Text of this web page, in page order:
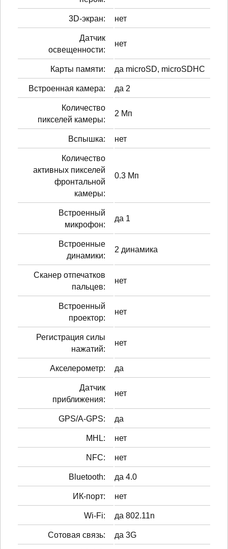
3D-экран: нет
Датчик
освещенности:
нет
Карты памяти: да microSD, microSDHC
Встроенная камера: да 2
Количество
пикселей камеры:
2 Мп
Вспышка: нет
Количество
активных пикселей
фронтальной
камеры:
0.3 Мп
Встроенный
микрофон:
да 1
Встроенные
динамики:
2 динамика
Сканер отпечатков
пальцев:
нет
Встроенный
проектор:
нет
Регистрация силы
нажатий:
нет
Акселерометр: да
Датчик
приближения:
нет
GPS/A-GPS: да
MHL: нет
NFC: нет
Bluetooth: да 4.0
ИК-порт: нет
Wi-Fi: да 802.11n
Сотовая связь: да 3G